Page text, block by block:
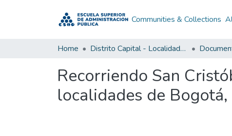
Communities & Collections
Home Distrito Capital - Localidades
Recorriendo San
localidades de Bogotá,